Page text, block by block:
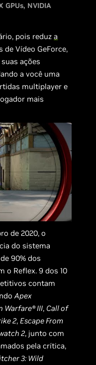
GPUs NVIDIA
pois reduza
de Vídeo GeForce,
ações
a você uma
multiplayer e
mais
de 2020, o
do sistema
90% dos
o Reflex. 9 dos 10
contam
Apex
Warfare® III, Call of
2, Escape From
2, junto com
pela crítica,
3: Wild